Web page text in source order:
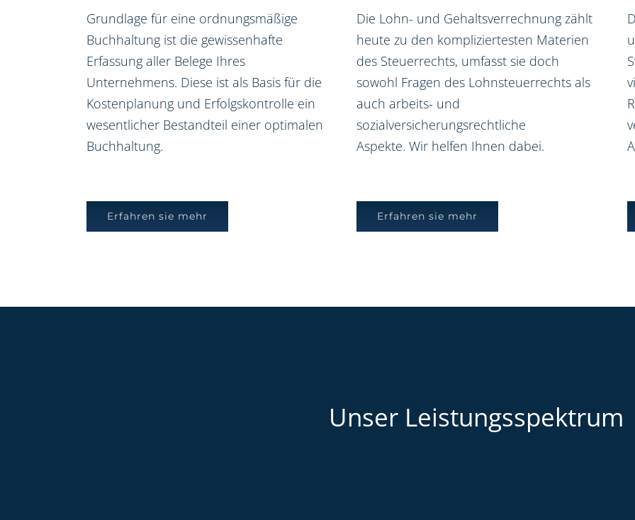
Grundlage für eine ordnungsmäßige
Buchhaltung ist die gewissenhafte
Erfassung aller Belege Ihres
Unternehmens. Diese ist als Basis für die
Kostenplanung und Erfolgskontrolle ein
wesentlicher Bestandteil einer optimalen
Buchhaltung.
Erfahren sie mehr
Die Lohn- und Gehaltsverrechnung zählt
heute zu den kompliziertesten Materien
des Steuerrechts, umfasst sie doch
sowohl Fragen des Lohnsteuerrechts als
auch arbeits- und
sozialversicherungsrechtliche
Aspekte. Wir helfen Ihnen dabei.
Erfahren sie mehr
Unser Leistungsspektrum